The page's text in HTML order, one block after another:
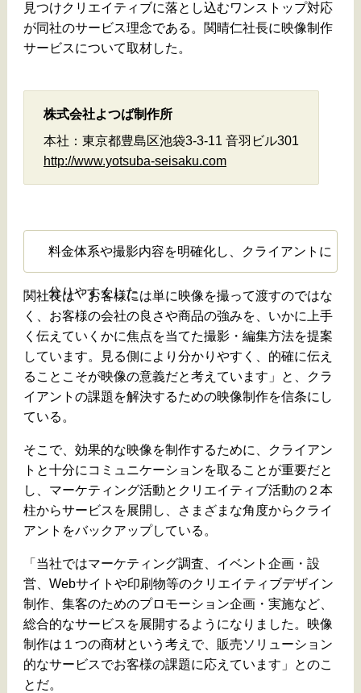
見つけクリエイティブに落とし込むワンストップ対応
が同社のサービス理念である。関晴仁社長に映像制作
サービスについて取材した。
株式会社よつば制作所
本社：東京都豊島区池袋3-3-11 音羽ビル301
http://www.yotsuba-seisaku.com
料金体系や撮影内容を明確化し、クライアントに
分りやすくした
関社長は「お客様には単に映像を撮って渡すのではな
く、お客様の会社の良さや商品の強みを、いかに上手
く伝えていくかに焦点を当てた撮影・編集方法を提案
しています。見る側により分かりやすく、的確に伝え
ることこそが映像の意義だと考えています」と、クラ
イアントの課題を解決するための映像制作を信条にし
ている。
そこで、効果的な映像を制作するために、クライアン
トと十分にコミュニケーションを取ることが重要だと
し、マーケティング活動とクリエイティブ活動の２本
柱からサービスを展開し、さまざまな角度からクライ
アントをバックアップしている。
「当社ではマーケティング調査、イベント企画・設
営、Webサイトや印刷物等のクリエイティブデザイン
制作、集客のためのプロモーション企画・実施など、
総合的なサービスを展開するようになりました。映像
制作は１つの商材という考えで、販売ソリューション
的なサービスでお客様の課題に応えています」とのこ
とだ。